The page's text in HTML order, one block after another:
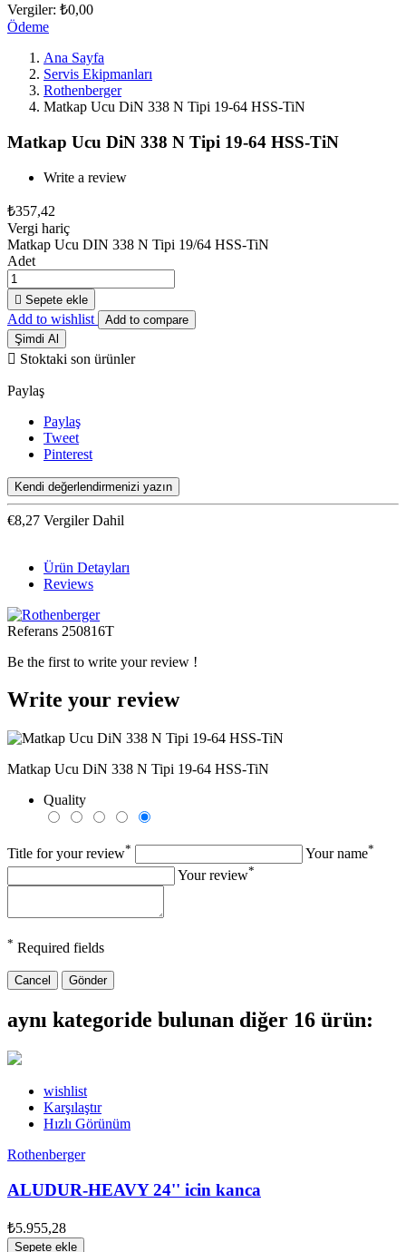
Vergiler: ₺0,00
Ödeme
Ana Sayfa
Servis Ekipmanları
Rothenberger
Matkap Ucu DiN 338 N Tipi 19-64 HSS-TiN
Matkap Ucu DiN 338 N Tipi 19-64 HSS-TiN
Write a review
₺357,42
Vergi hariç
Matkap Ucu DIN 338 N Tipi 19/64 HSS-TiN
Adet
 Sepete ekle
Add to wishlist
Add to compare
Şimdi Al
 Stoktaki son ürünler
Paylaş
Paylaş
Tweet
Pinterest
Kendi değerlendirmenizi yazın
€8,27 Vergiler Dahil
Ürün Detayları
Reviews
Referans 250816T
Be the first to write your review !
Write your review
Matkap Ucu DiN 338 N Tipi 19-64 HSS-TiN
Quality
Title for your review* Your name*
Your review*
* Required fields
Cancel Gönder
aynı kategoride bulunan diğer 16 ürün:
wishlist
Karşılaştır
Hızlı Görünüm
Rothenberger
ALUDUR-HEAVY 24'' icin kanca
₺5.955,28
Sepete ekle